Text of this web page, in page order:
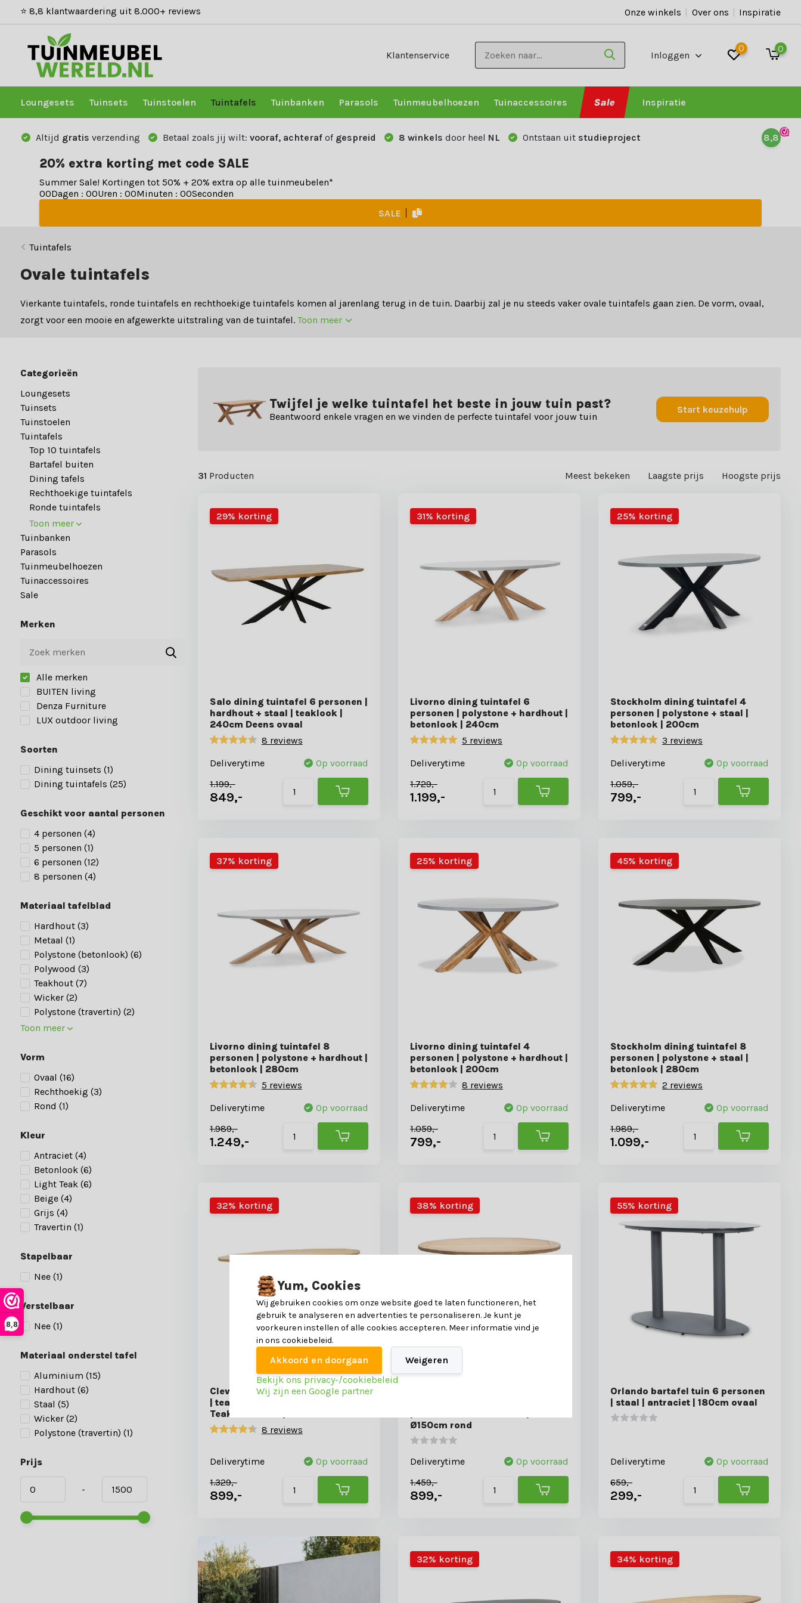
8,8
⭐ 8,8 klantwaardering uit 8.000+ reviews Onze winkels | Over ons | Inspiratie
Klantenservice Inloggen
0 0
Loungesets Tuinsets Tuinstoelen Tuintafels Tuinbanken Parasols Tuinmeubelhoezen Tuinaccessoires Sale Inspiratie
Altijd gratis verzending Betaal zoals jij wilt: vooraf, achteraf of gespreid 8 winkels door heel NL Ontstaan uit studieproject 8,8
20% extra korting met code SALE
Summer Sale! Kortingen tot 50% + 20% extra op alle tuinmeubelen*
00Dagen : 00Uren : 00Minuten : 00Seconden
SALE
Tuintafels
Ovale tuintafels
Vierkante tuintafels, ronde tuintafels en rechthoekige tuintafels komen al jarenlang terug in de tuin. Daarbij zal je nu steeds vaker ovale tuintafels gaan zien. De vorm, ovaal,
zorgt voor een mooie en afgewerkte uitstraling van de tuintafel. Toon meer
Categorieën
Loungesets
Tuinsets
Tuinstoelen
Tuintafels
Top 10 tuintafels
Bartafel buiten
Dining tafels
Rechthoekige tuintafels
Ronde tuintafels
Toon meer
Tuinbanken
Parasols
Tuinmeubelhoezen
Tuinaccessoires
Sale
Merken
Alle merken
BUITEN living
Denza Furniture
LUX outdoor living
Soorten
Dining tuinsets (1)
Dining tuintafels (25)
Geschikt voor aantal personen
4 personen (4)
5 personen (1)
6 personen (12)
8 personen (4)
Materiaal tafelblad
Hardhout (3)
Metaal (1)
Polystone (betonlook) (6)
Polywood (3)
Teakhout (7)
Wicker (2)
Polystone (travertin) (2)
Toon meer
Vorm
Ovaal (16)
Rechthoekig (3)
Rond (1)
Kleur
Antraciet (4)
Betonlook (6)
Light Teak (6)
Beige (4)
Grijs (4)
Travertin (1)
Stapelbaar
Nee (1)
Verstelbaar
Nee (1)
Materiaal onderstel tafel
Aluminium (15)
Hardhout (6)
Staal (5)
Wicker (2)
Polystone (travertin) (1)
Prijs
-
Twijfel je welke tuintafel het beste in jouw tuin past?
Beantwoord enkele vragen en we vinden de perfecte tuintafel voor jouw tuin
Start keuzehulp
31 Producten Meest bekeken Laagste prijs Hoogste prijs
29% korting
Salo dining tuintafel 6 personen |
hardhout + staal | teaklook |
240cm Deens ovaal
8 reviews
Deliverytime
Op voorraad
1.199,-
849,-
31% korting
Livorno dining tuintafel 6
personen | polystone + hardhout |
betonlook | 240cm
5 reviews
Deliverytime
Op voorraad
1.729,-
1.199,-
25% korting
Stockholm dining tuintafel 4
personen | polystone + staal |
betonlook | 200cm
3 reviews
Deliverytime
Op voorraad
1.059,-
799,-
37% korting
Livorno dining tuintafel 8
personen | polystone + hardhout |
betonlook | 280cm
5 reviews
Deliverytime
Op voorraad
1.989,-
1.249,-
25% korting
Livorno dining tuintafel 4
personen | polystone + hardhout |
betonlook | 200cm
8 reviews
Deliverytime
Op voorraad
1.059,-
799,-
45% korting
Stockholm dining tuintafel 8
personen | polystone + staal |
betonlook | 280cm
2 reviews
Deliverytime
Op voorraad
1.989,-
1.099,-
32% korting
Cleve dining tuintafel 6 personen
| teakhout + aluminium | Natural
Teak/antraciet | 240cm ovaal
8 reviews
Deliverytime
Op voorraad
1.329,-
899,-
38% korting
Ø150cm rond
Deliverytime
Op voorraad
1.459,-
899,-
55% korting
Orlando bartafel tuin 6 personen
| staal | antraciet | 180cm ovaal
Deliverytime
Op voorraad
659,-
299,-
32% korting 34% korting
Yum, Cookies
Wij gebruiken cookies om onze website goed te laten functioneren, het
gebruik te analyseren en advertenties te personaliseren. Je kunt je
voorkeuren instellen of alle cookies accepteren. Meer informatie vind je
in ons cookiebeleid.
Akkoord en doorgaan
Weigeren
Bekijk ons privacy-/cookiebeleid
Wij zijn een Google partner